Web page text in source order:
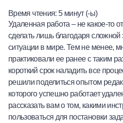
Халва
Онлайн-обменник
Премиальный сервис
Мобильный банк MOBY
Время чтения:5 минут (-ы)
Удаленная работа – не какое-то
сделать лишь благодаря сложной
ситуации в мире. Тем не менее,
практиковали ее ранее с таким
короткий срок наладить все
решили поделиться опытом
которого успешно работает
рассказать вам о том, какими
пользоваться для постановки